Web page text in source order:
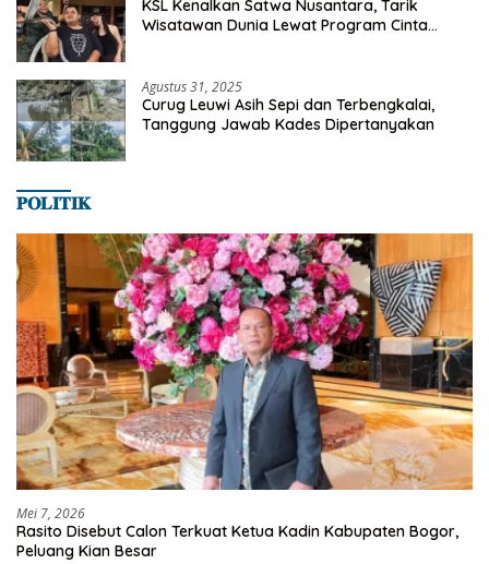
KSL Kenalkan Satwa Nusantara, Tarik
Wisatawan Dunia Lewat Program Cinta
Agustus 31, 2025
Curug Leuwi Asih Sepi dan Terbengkalai,
Tanggung Jawab Kades Dipertanyakan
𝐏𝐎𝐋𝐈𝐓𝐈𝐊
Mei 7, 2026
Rasito Disebut Calon Terkuat Ketua Kadin Kabupaten Bogor,
Peluang Kian Besar